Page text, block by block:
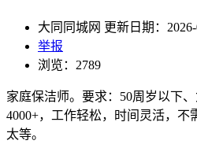
大同同城网 更新日期：
举报
浏览：2789
家庭保洁师。要求：50周岁以下
4000+，工作轻松，时间灵活，不
太等。